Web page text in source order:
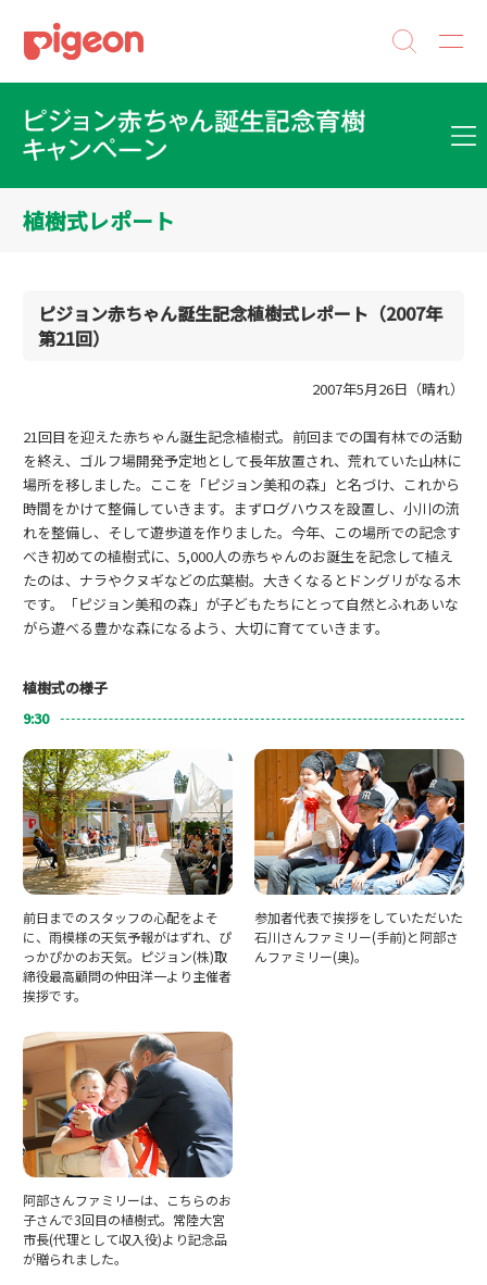
植樹式レポート
ピジョン赤ちゃん誕生記念植樹式レポート（2007年
第21回）
2007年5月26日（晴れ）
21回目を迎えた赤ちゃん誕生記念植樹式。前回までの国有林での活動
を終え、ゴルフ場開発予定地として長年放置され、荒れていた山林に
場所を移しました。ここを「ピジョン美和の森」と名づけ、これから
時間をかけて整備していきます。まずログハウスを設置し、小川の流
れを整備し、そして遊歩道を作りました。今年、この場所での記念す
べき初めての植樹式に、5,000人の赤ちゃんのお誕生を記念して植え
たのは、ナラやクヌギなどの広葉樹。大きくなるとドングリがなる木
です。「ピジョン美和の森」が子どもたちにとって自然とふれあいな
がら遊べる豊かな森になるよう、大切に育てていきます。
植樹式の様子
9:30
前日までのスタッフの心配をよそ
に、雨模様の天気予報がはずれ、ぴ
っかぴかのお天気。ピジョン(株)取
締役最高顧問の仲田洋一より主催者
挨拶です。
参加者代表で挨拶をしていただいた
石川さんファミリー(手前)と阿部さ
んファミリー(奥)。
阿部さんファミリーは、こちらのお
子さんで3回目の植樹式。常陸大宮
市長(代理として収入役)より記念品
が贈られました。